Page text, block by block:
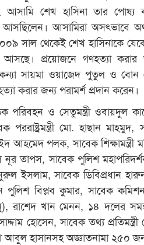
শেখ হাসিনা তার পোষ্য
আসছিলেন। আসামিরা অসৎভাবে
সাল থেকেই শেখ হাসিনাকে
আসছে। প্রয়োজনে গণহত্যা
সায়মা ওয়াজেদ পুতুল ও বোন
করার জন্য পরামর্শ প্রদান করেন।
পরিবহন ও সেতুমন্ত্রী ওবায়দুল
পররাষ্ট্রমন্ত্রী মো. হাছান
আহমেদ পলক, সাবেক শিক্ষামন্ত্রী
তাপস, সাবেক পুলিশ
ইসলাম, সাবেক ডিবিপ্রধান
পুলিশ বিপ্লব কুমার, সাবেক
রাশেদ খান মেনন, ১৪ দলের
হোসেন, সাবেক তথ্য
আবুল হাসানসহ অজ্ঞাতনামা ২৫০